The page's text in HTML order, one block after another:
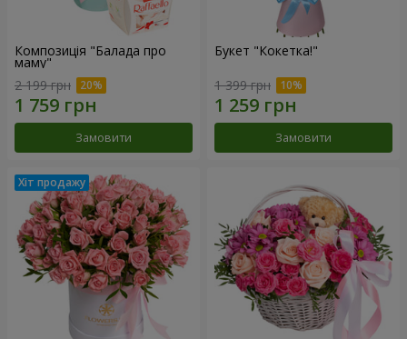
Композиція "Балада про
маму"
2 199 грн
Замовити
Букет "Кокетка!"
1 399 грн
Замовити